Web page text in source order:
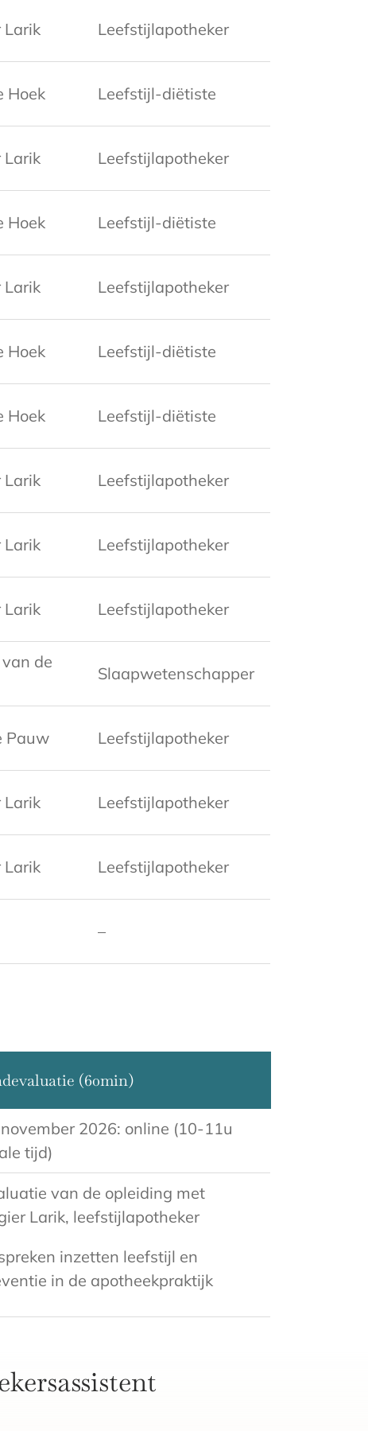
Larik Leefstijlapotheker
Hoek Leefstijl-diëtiste
Larik Leefstijlapotheker
Hoek Leefstijl-diëtiste
Larik Leefstijlapotheker
Hoek Leefstijl-diëtiste
Hoek Leefstijl-diëtiste
Larik Leefstijlapotheker
Larik Leefstijlapotheker
Larik Leefstijlapotheker
de
Slaapwetenschapper
Pauw Leefstijlapotheker
Larik Leefstijlapotheker
Larik Leefstijlapotheker
–
(60min)
2026: online (10-11u
tijd)
van de opleiding met
Larik, leefstijlapotheker
inzetten leefstijl en
in de apotheekpraktijk